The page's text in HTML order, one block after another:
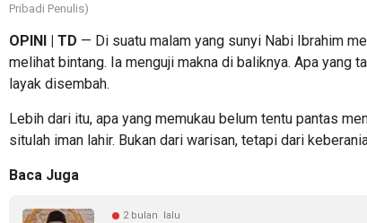
Pribadi Penulis)
OPINI | TD — Di suatu malam yang sunyi Nabi Ibrahim
melihat bintang. Ia menguji makna di baliknya. Apa yang
layak disembah.
Lebih dari itu, apa yang memukau belum tentu pantas
situlah iman lahir. Bukan dari warisan, tetapi dari
Baca Juga
2 bulan lalu